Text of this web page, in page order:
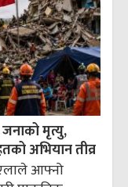
मृत्यु,
अभियान तीव्र
आफ्नो